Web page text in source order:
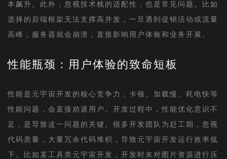
本飙升。此外，忽视技术栈的适配性，也是常见问题。比如
选择的后端框架无法支撑高并发，一旦遇到促销活动或流量
高峰，服务器就会崩溃，直接影响用户体验和业务开展。
性能瓶颈：用户体验的致命短板
性能是元宇宙开发的核心竞争力，卡顿、加载慢、耗电快等
性能问题，会直接劝退用户。开发过程中，性能优化意识不
足，是导致这一问题的关键。很多开发团队为赶工期，忽视
代码质量，大量冗余代码堆积，导致元宇宙开发运行效率低
下。比如某工具类元宇宙开发，开发时未对图片资源进行压